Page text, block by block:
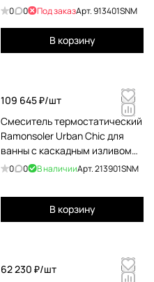
0 0 Под заказАрт.913401SNM
В корзину
109 645 ₽/шт
Смеситель термостатический
Ramonsoler Urban Chic для
ванны с каскадным изливом
черный 213901SNM
0 0 В наличииАрт.213901SNM
В корзину
62 230 ₽/шт